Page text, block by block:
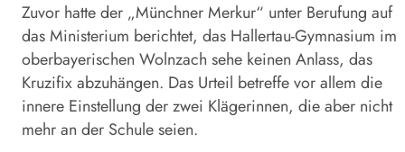
Zuvor hatte der „Münchner Merkur“ unter Berufung auf
das Ministerium berichtet, das Hallertau-Gymnasium im
oberbayerischen Wolnzach sehe keinen Anlass, das
Kruzifixabzuhängen. Das Urteil betreffe vor allem die
innere Einstellung der zwei Klägerinnen, die aber nicht
mehr an der Schule seien.